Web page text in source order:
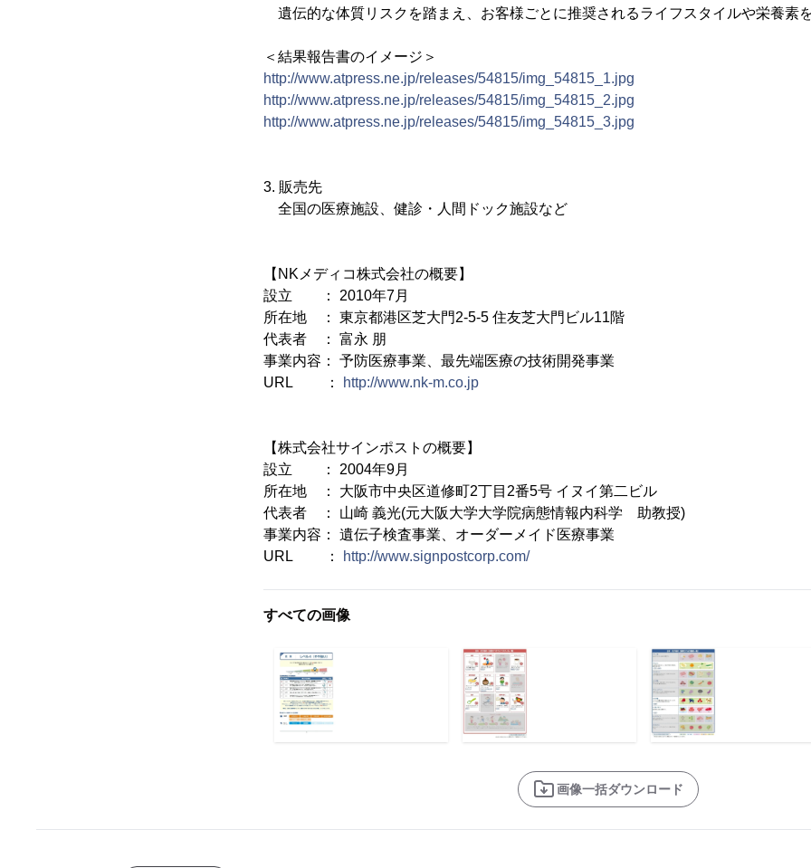
遺伝的な体質リスクを踏まえ、お客様ごとに推奨されるライフスタイルや栄養素
＜結果報告書のイメージ＞
http://www.atpress.ne.jp/releases/54815/img_54815_1.jpg
http://www.atpress.ne.jp/releases/54815/img_54815_2.jpg
http://www.atpress.ne.jp/releases/54815/img_54815_3.jpg
3. 販売先
全国の医療施設、健診・人間ドック施設など
【NKメディコ株式会社の概要】
設立 ： 2010年7月
所在地 ： 東京都港区芝大門2-5-5 住友芝大門ビル11階
代表者 ： 富永 朋
事業内容： 予防医療事業、最先端医療の技術開発事業
URL ：
http://www.nk-m.co.jp
【株式会社サインポストの概要】
設立 ： 2004年9月
所在地 ： 大阪市中央区道修町2丁目2番5号 イヌイ第二ビル
代表者 ： 山崎 義光(元大阪大学大学院病態情報内科学 助教授)
事業内容： 遺伝子検査事業、オーダーメイド医療事業
URL ：
http://www.signpostcorp.com/
すべての画像
画像一括ダウンロード